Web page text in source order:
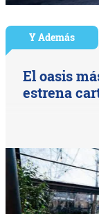
Y Además
El oasis
estrena